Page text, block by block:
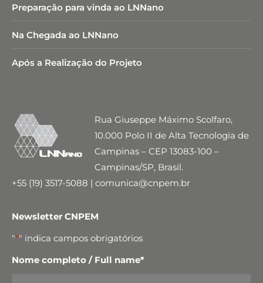
Preparação para vinda ao LNNano
Na Chegada ao LNNano
Após a Realização do Projeto
Rua Giuseppe Máximo Scolfaro,
10.000 Polo II de Alta Tecnologia de
Campinas – CEP 13083-100 –
Campinas/SP, Brasil.
+55 (19) 3517-5088 | comunica@cnpem.br
Newsletter CNPEM
"*" indica campos obrigatórios
Nome completo / Full name*